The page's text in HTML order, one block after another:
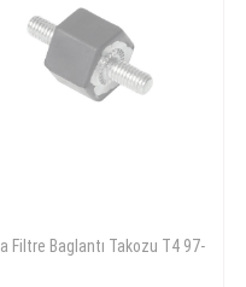
Filtre Baglantı Takozu T4 97-